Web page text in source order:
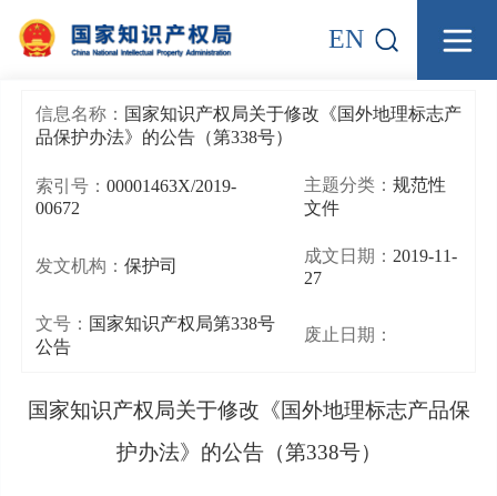
EN
信息名称： 国家知识产权局关于修改《国外地理标志产
品保护办法》的公告（第338号）
索引号： 00001463X/2019-
00672
主题分类： 规范性
文件
发文机构： 保护司
成文日期： 2019-11-
27
文号： 国家知识产权局第338号
公告
废止日期：
国家知识产权局关于修改《国外地理标志产品保
护办法》的公告（第338号）